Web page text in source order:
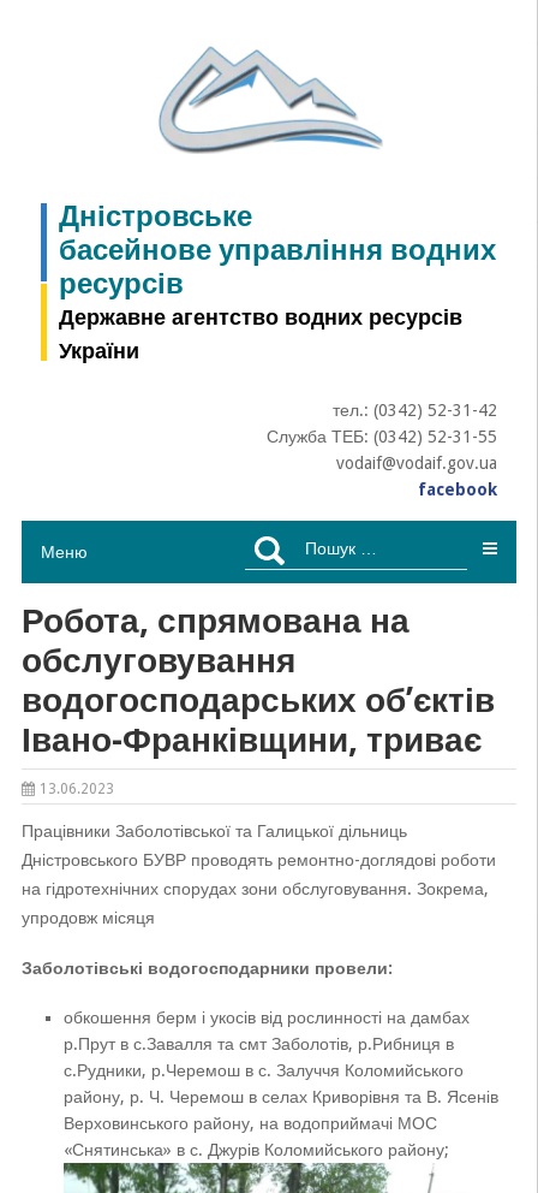
Дністровське
басейнове управління водних
ресурсів
Державне агентство водних ресурсів
України
тел.: (0342) 52-31-42
Служба ТЕБ: (0342) 52-31-55
vodaif@vodaif.gov.ua
facebook
Меню
Пошук:
Робота, спрямована на
обслуговування
водогосподарських об’єктів
Івано-Франківщини, триває
13.06.2023
Працівники Заболотівської та Галицької дільниць
Дністровського БУВР проводять ремонтно-доглядові роботи
на гідротехнічних спорудах зони обслуговування. Зокрема,
упродовж місяця
Заболотівські водогосподарники провели:
обкошення берм і укосів від рослинності на дамбах
р.Прут в с.Завалля та смт Заболотів, р.Рибниця в
с.Рудники, р.Черемош в с. Залуччя Коломийського
району, р. Ч. Черемош в селах Криворівня та В. Ясенів
Верховинського району, на водоприймачі МОС
«Снятинська» в с. Джурів Коломийського району;